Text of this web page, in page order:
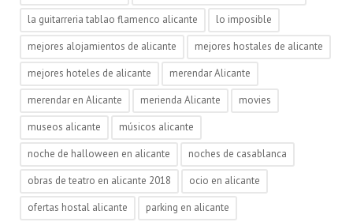
la guitarreria tablao flamenco alicante
lo imposible
mejores alojamientos de alicante
mejores hostales de alicante
mejores hoteles de alicante
merendar Alicante
merendar en Alicante
merienda Alicante
movies
museos alicante
músicos alicante
noche de halloween en alicante
noches de casablanca
obras de teatro en alicante 2018
ocio en alicante
ofertas hostal alicante
parking en alicante